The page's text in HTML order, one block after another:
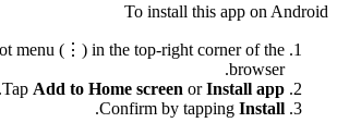
To install this app on Android
menu (⋮) in the top-right corner of the
browser.
Tap Add to Home screen orInstall app
.
Confirm by tapping Install
.